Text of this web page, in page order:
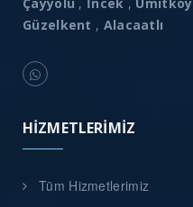
Çayyolu , İncek , Ümitköy
Güzelkent , Alacaatlı
HIZMETLERIMIZ
Tüm Hizmetlerimiz